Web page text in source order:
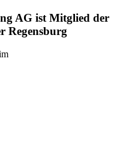
AG ist Mitglied der
Regensburg